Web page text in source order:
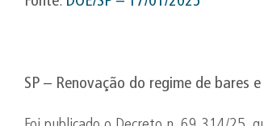
SP – Renovação do regime de bares